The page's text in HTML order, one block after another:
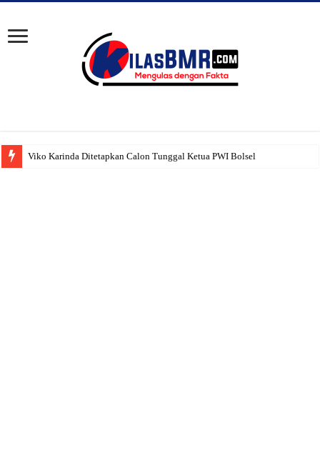
Viko Karinda Ditetapkan Calon Tunggal Ketua PWI Bolsel